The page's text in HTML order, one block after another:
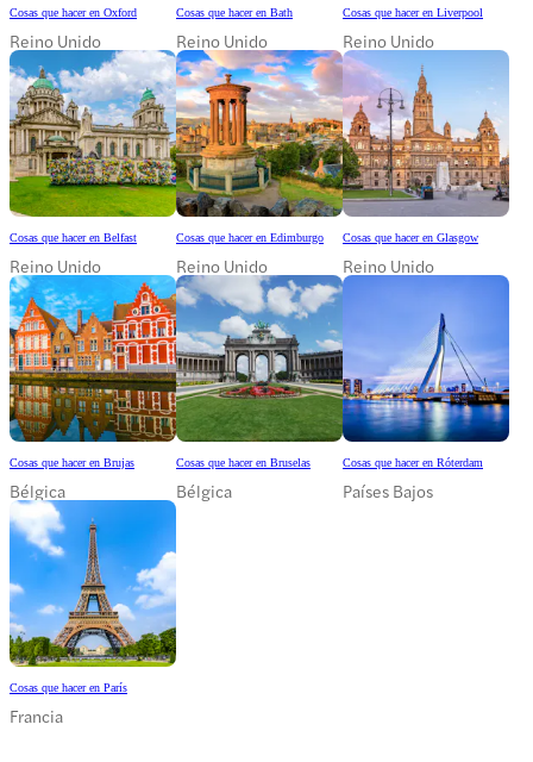
Cosas que hacer en Oxford
Reino Unido
Cosas que hacer en Bath
Reino Unido
Cosas que hacer en Liverpool
Reino Unido
Cosas que hacer en Belfast
Reino Unido
Cosas que hacer en Edimburgo
Reino Unido
Cosas que hacer en Glasgow
Reino Unido
Cosas que hacer en Brujas
Bélgica
Cosas que hacer en Bruselas
Bélgica
Cosas que hacer en Róterdam
Países Bajos
Cosas que hacer en París
Francia